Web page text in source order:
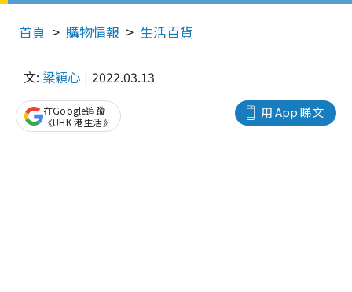
首頁 購物情報 生活百貨
文: 梁穎心 2022.03.13
用 App 睇文
在Google追蹤
《UHK 港生活》